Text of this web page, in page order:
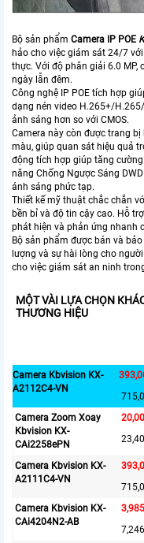
Bộ sản phẩm Camera IP POE
hảo cho việc giám sát 24/7
thực. Với độ phân giải 6.0 MP,
ngày lẫn đêm.
Công nghệ IP POE tích hợp
dạng nén video H.265+/
ảnh sáng hơn so với CMOS.
Camera này còn được trang
màu, giúp quan sát hiệu quả
động tích hợp giúp tăng
năng Chống Ngược Sáng
ánh sáng phức tạp.
Thiết kế mỹ thuật chắc chắn
bền bỉ và độ tin cậy cao. Hỗ
phát hiện và phản ứng nhanh
Bộ sản phẩm được bán và
lượng và sự hài lòng cho
cho việc giám sát an ninh
MỘT VÀI LỰA CHỌN
THƯƠNG HIỆU
Camera Kbvision KX-
A2112C4-VN
Camera Zoom Xoay
Kbvision KX-
CAi2258ePN
Camera Kbvision KX-
A2111C4-VN
Camera Kbvision KX-
CAi4204N2-AB